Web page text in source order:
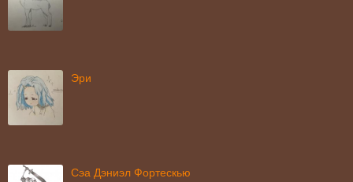
Эри
Сэа Дэниэл Фортескью